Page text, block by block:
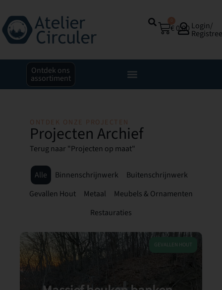
€ 0,00 Login/
Ontdek ons
assortiment
ONTDEK ONZE PROJECTEN
Projecten Archief
Terug naar "Projecten op maat"
Binnenschrijnwerk
Buitenschrijnwerk
Gevallen Hout
Metaal
Meubels & Ornamenten
Restauraties
Alle
GEVALLEN HOUT